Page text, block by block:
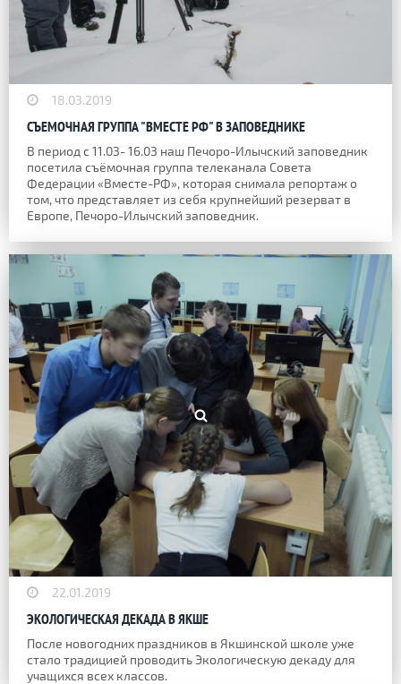
18.03.2019
СЪЕМОЧНАЯ ГРУППА "ВМЕСТЕ РФ" В ЗАПОВЕДНИКЕ
В период с 11.03- 16.03 наш Печоро-Илычский заповедник
посетила съёмочная группа телеканала Совета
Федерации «Вместе-РФ», которая снимала репортаж о
том, что представляет из себя крупнейший резерват в
Европе, Печоро-Илычский заповедник.
22.01.2019
ЭКОЛОГИЧЕСКАЯ ДЕКАДА В ЯКШЕ
После новогодних праздников в Якшинской школе уже
стало традицией проводить Экологическую декаду для
учащихся всех классов.